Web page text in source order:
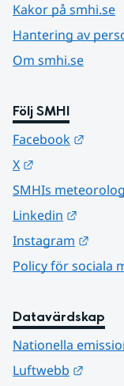
Kakor på smhi.se
Hantering av
Om smhi.se
Följ SMHI
Facebook
X
SMHIs
Linkedin
Instagram
Policy för sociala
Datavärdskap
Nationella
Luftwebb